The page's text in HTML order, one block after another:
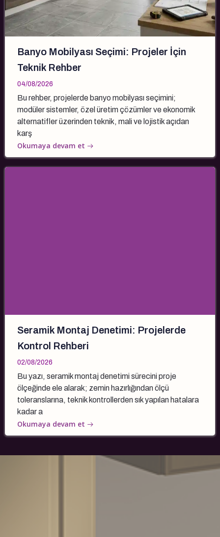
Banyo Mobilyası Seçimi: Projeler İçin
Teknik Rehber
04/08/2026
Bu rehber, projelerde banyo mobilyası seçimini;
modüler sistemler, özel üretim çözümler ve ekonomik
alternatifler üzerinden teknik, mali ve lojistik açıdan
karş
Okumaya devam et
Seramik Montaj Denetimi: Projelerde
Kontrol Rehberi
02/08/2026
Bu yazı, seramik montaj denetimi sürecini proje
ölçeğinde ele alarak; zemin hazırlığından ölçü
toleranslarına, teknik kontrollerden sık yapılan hatalara
kadar a
Okumaya devam et